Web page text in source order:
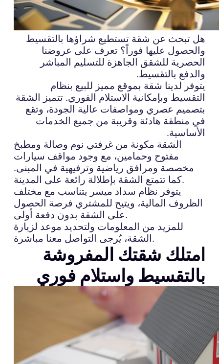
هل تبحث عن شقة تستطيع شراؤها بالتقسيط
والحصول عليها فوراً؟ تعرف على عروضنا
الحصرية للشقق الجاهزة للتسليم المباشر
والدفع بالتقسيط.
يتوفر لدينا شقة بموقع مميز للبيع بنظام
التقسيط وبإمكانية الاستلام الفوري. تتميز الشقة
بتصميم عصري ومواصفات عالية الجودة، وتقع
في منطقة هادئة وقريبة من جميع الخدمات
الأساسية.
الشقة مكونة من غرفتي نوم وصالة ومطبخ
مفتوح وحمامين، مع وجود مواقف سيارات
مخصصة ومرافق رياضية وترفيهية في المبنى.
كما تتمتع الشقة بإطلالة رائعة على المدينة.
يتوفر نظام سداد ميسر يتناسب مع مختلف
الظروف المالية، ويتيح للمشتري فرصة الحصول
على الشقة بدون دفعة أولى.
للمزيد من المعلومات ولتحديد موعد لزيارة
الشقة، يُرجى التواصل معنا مباشرة.
امتلك شقتك المفروشة
بالتقسيط واستلام فوري